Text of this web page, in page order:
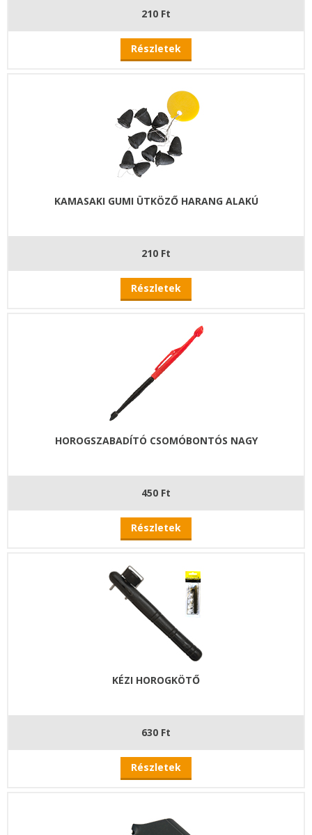
210 Ft
Részletek
KAMASAKI GUMI ÜTKÖZŐ HARANG ALAKÚ
210 Ft
Részletek
HOROGSZABADÍTÓ CSOMÓBONTÓS NAGY
450 Ft
Részletek
KÉZI HOROGKÖTŐ
630 Ft
Részletek